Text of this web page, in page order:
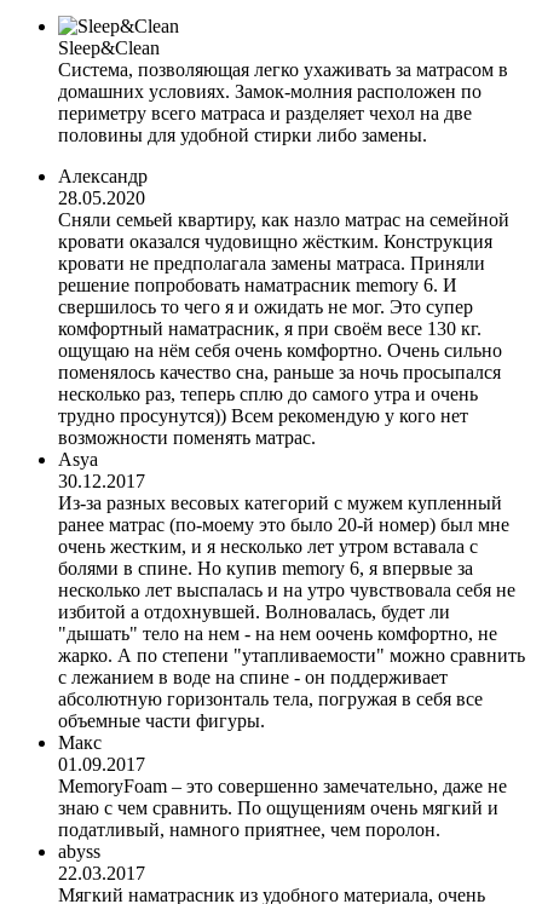
Sleep&Clean
Система, позволяющая легко ухаживать за матрасом в
домашних условиях. Замок-молния расположен по
периметру всего матраса и разделяет чехол на две
половины для удобной стирки либо замены.
Александр
28.05.2020
Сняли семьей квартиру, как назло матрас на семейной
кровати оказался чудовищно жёстким. Конструкция
кровати не предполагала замены матраса. Приняли
решение попробовать наматрасник memory 6. И
свершилось то чего я и ожидать не мог. Это супер
комфортный наматрасник, я при своём весе 130 кг.
ощущаю на нём себя очень комфортно. Очень сильно
поменялось качество сна, раньше за ночь просыпался
несколько раз, теперь сплю до самого утра и очень
трудно просунутся)) Всем рекомендую у кого нет
возможности поменять матрас.
Asya
30.12.2017
Из-за разных весовых категорий с мужем купленный
ранее матрас (по-моему это было 20-й номер) был мне
очень жестким, и я несколько лет утром вставала с
болями в спине. Но купив memory 6, я впервые за
несколько лет выспалась и на утро чувствовала себя не
избитой а отдохнувшей. Волновалась, будет ли
"дышать" тело на нем - на нем оочень комфортно, не
жарко. А по степени "утапливаемости" можно сравнить
с лежанием в воде на спине - он поддерживает
абсолютную горизонталь тела, погружая в себя все
объемные части фигуры.
Макс
01.09.2017
MemoryFoam – это совершенно замечательно, даже не
знаю с чем сравнить. По ощущениям очень мягкий и
податливый, намного приятнее, чем поролон.
abyss
22.03.2017
Мягкий наматрасник из удобного материала, очень